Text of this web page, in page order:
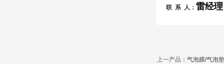
联 系 人： 雷经理
上一产品 ： 气泡膜/气泡垫